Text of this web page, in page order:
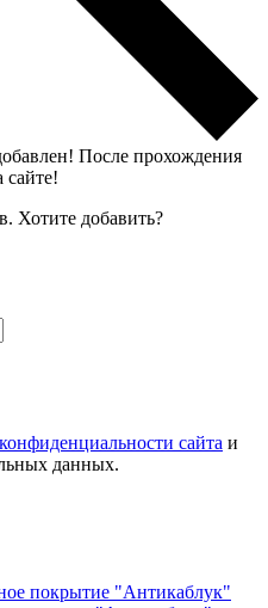
После прохождения
сайте!
Хотите добавить?
сайта и
данных.